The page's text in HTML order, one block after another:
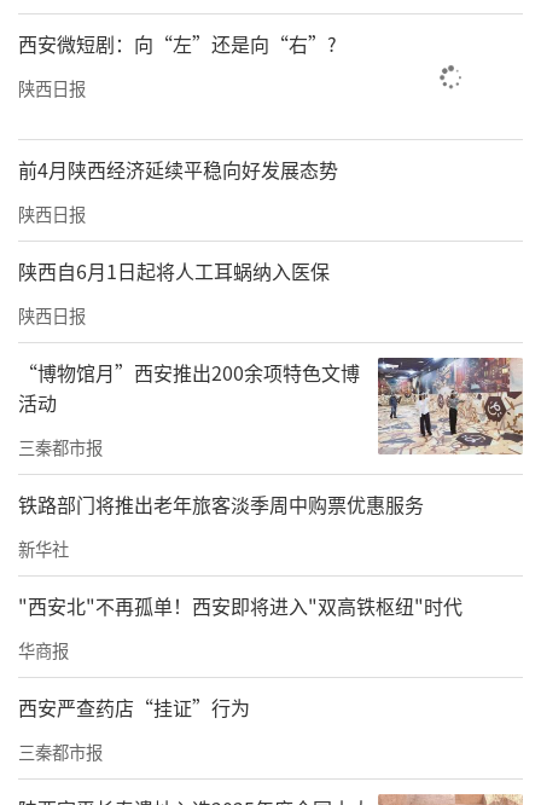
西安微短剧：向“左”还是向“右”?
陕西日报
前4月陕西经济延续平稳向好发展态势
陕西日报
陕西自6月1日起将人工耳蜗纳入医保
陕西日报
“博物馆月”西安推出200余项特色文博
活动
三秦都市报
铁路部门将推出老年旅客淡季周中购票优惠服务
新华社
"西安北"不再孤单！西安即将进入"双高铁枢纽"时代
华商报
西安严查药店“挂证”行为
三秦都市报